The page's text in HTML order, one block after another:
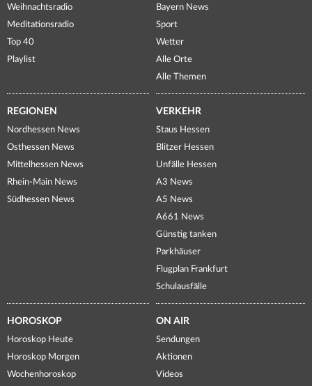
Weihnachtsradio
Meditationsradio
Top 40
Playlist
Bayern News
Sport
Wetter
Alle Orte
Alle Themen
REGIONEN
Nordhessen News
Osthessen News
Mittelhessen News
Rhein-Main News
Südhessen News
VERKEHR
Staus Hessen
Blitzer Hessen
Unfälle Hessen
A3 News
A5 News
A661 News
Günstig tanken
Parkhäuser
Flugplan Frankfurt
Schulausfälle
HOROSKOP
Horoskop Heute
Horoskop Morgen
Wochenhoroskop
ON AIR
Sendungen
Aktionen
Videos